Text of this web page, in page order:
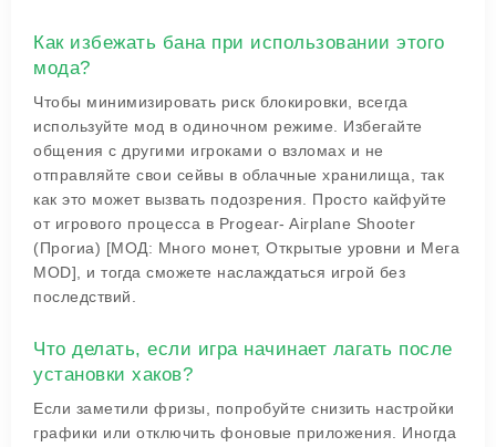
Как избежать бана при использовании этого
мода?
Чтобы минимизировать риск блокировки, всегда
используйте мод в одиночном режиме. Избегайте
общения с другими игроками о взломах и не
отправляйте свои сейвы в облачные хранилища, так
как это может вызвать подозрения. Просто кайфуйте
от игрового процесса в Progear- Airplane Shooter
(Прогиа) [МОД: Много монет, Открытые уровни и Мега
MOD], и тогда сможете наслаждаться игрой без
последствий.
Что делать, если игра начинает лагать после
установки хаков?
Если заметили фризы, попробуйте снизить настройки
графики или отключить фоновые приложения. Иногда